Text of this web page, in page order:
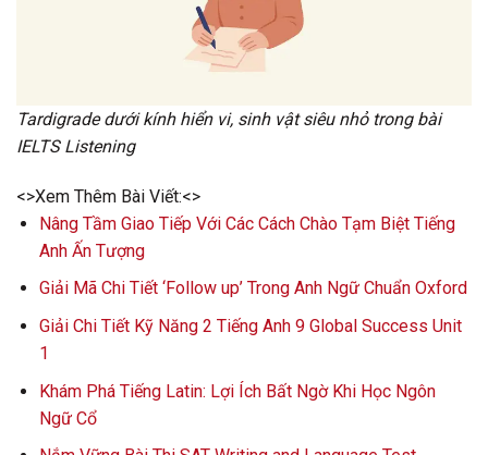
Tardigrade dưới kính hiển vi, sinh vật siêu nhỏ trong bài
IELTS Listening
<>Xem Thêm Bài Viết:<>
Nâng Tầm Giao Tiếp Với Các Cách Chào Tạm Biệt Tiếng
Anh Ấn Tượng
Giải Mã Chi Tiết ‘Follow up’ Trong Anh Ngữ Chuẩn Oxford
Giải Chi Tiết Kỹ Năng 2 Tiếng Anh 9 Global Success Unit
1
Khám Phá Tiếng Latin: Lợi Ích Bất Ngờ Khi Học Ngôn
Ngữ Cổ